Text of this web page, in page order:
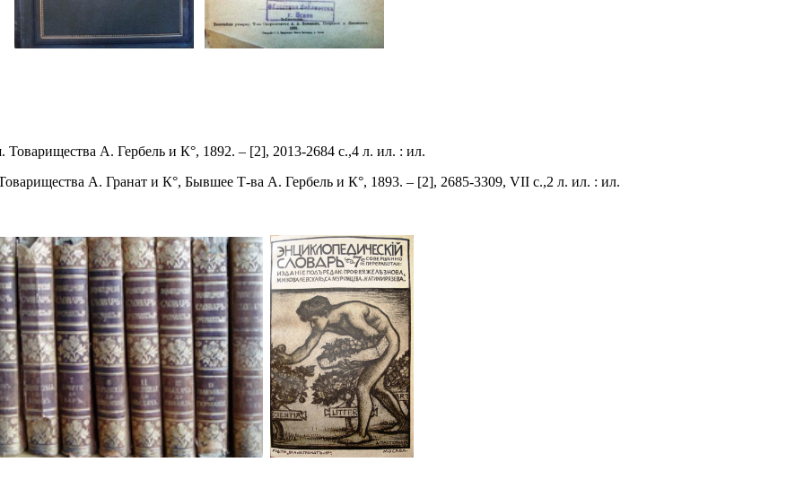
А. Гербель и К°, 1892. – [2], 2013-2684 с.,4 л. ил. : ил.
А. Гранат и К°, Бывшее Т-ва А. Гербель и К°, 1893. – [2], 2685-3309, VII с.,2 л. ил. : ил.